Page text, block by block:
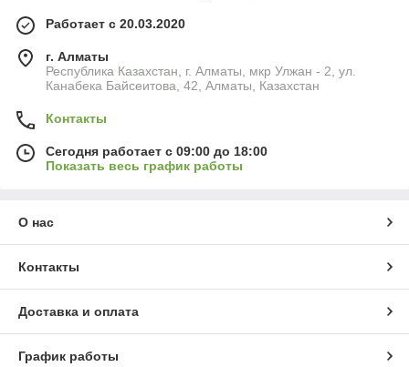
Работает с 20.03.2020
г. Алматы
Республика Казахстан, г. Алматы, мкр Улжан - 2, ул.
Канабека Байсеитова, 42, Алматы, Казахстан
Контакты
Сегодня работает с 09:00 до 18:00
Показать весь график работы
О нас
Контакты
Доставка и оплата
График работы